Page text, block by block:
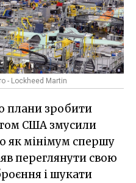
- Lockheed Martin
плани зробити
США змусили
як мінімум спершу
переглянути свою
і шукати